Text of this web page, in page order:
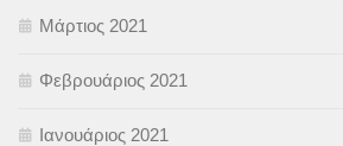
Μάρτιος 2021
Φεβρουάριος 2021
Ιανουάριος 2021